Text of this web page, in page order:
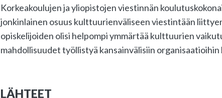
Korkeakoulujen ja yliopistojen viestinnän
jonkinlainen osuus kulttuurienväliseen viestintään
opiskelijoiden olisi helpompi ymmärtää kulttuurien
mahdollisuudet työllistyä kansainvälisiin organisaatioihin
LÄHTEET